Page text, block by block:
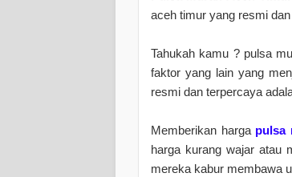
aceh timur yang resmi
Tahukah kamu ? pulsa
faktor yang lain yang
resmi dan terpercaya
Memberikan harga pulsa
harga kurang wajar atau
mereka kabur membawa